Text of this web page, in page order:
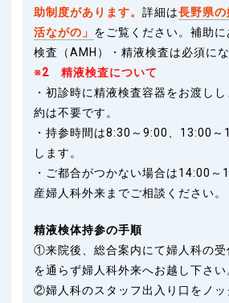
助制度があります。 詳細は長野県
活ながの」 をご覧ください。補助
検査（AMH）・精液検査は必須にな
※2 精液検査について
・初診時に精液検査容器をお渡し
約は不要です。
・持参時間は8:30～9:00、13:00～
します。
・ご都合がつかない場合は14:00～
産婦人科外来までご相談ください。
精液検体持参の手順
①来院後、総合案内にて婦人科の受
を通らず婦人科外来へお越し下さい
②婦人科のスタッフ出入り口をノッ